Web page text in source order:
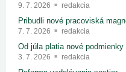
9. 7. 2026 redakcia
Pribudli nové pracoviská
7. 7. 2026 redakcia
Od júla platia nové
3. 7. 2026 redakcia